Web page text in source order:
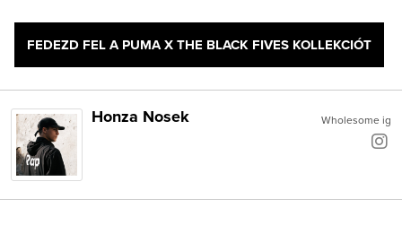
FEDEZD FEL A PUMA X THE BLACK FIVES KOLLEKCIÓT
Wholesome ig
Honza Nosek